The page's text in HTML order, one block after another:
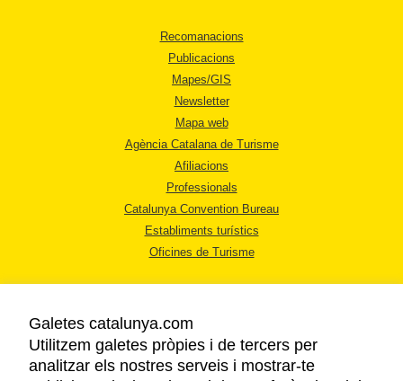
Recomanacions
Publicacions
Mapes/GIS
Newsletter
Mapa web
Agència Catalana de Turisme
Afiliacions
Professionals
Catalunya Convention Bureau
Establiments turístics
Oficines de Turisme
AVÍS LEGAL
Galetes catalunya.com
Utilitzem galetes pròpies i de tercers per
analitzar els nostres serveis i mostrar-te